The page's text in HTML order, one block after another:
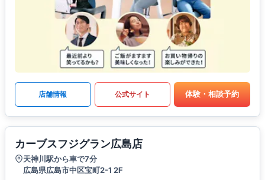
店舗情報 公式サイト 体験・相談予約
カーブスフジグラン広島店
天神川駅から車で7分
広島県広島市中区宝町2-1 2F